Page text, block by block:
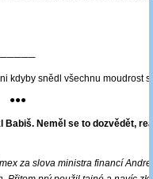
─────
kdyby snědl všechnu moudrost
●●●
Neměl se to dozvědět,
za slova ministra financí